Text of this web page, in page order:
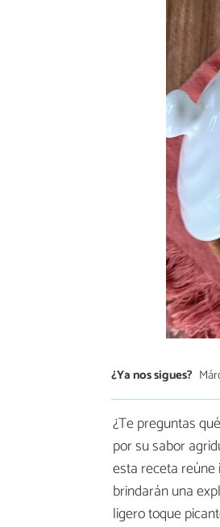
¿Ya nos sigues?
¿Te preguntas
por su sabor
esta receta
brindarán una
ligero toque